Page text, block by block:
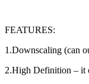
FEATURES:
1.Downscaling (can
2.High Definition – it